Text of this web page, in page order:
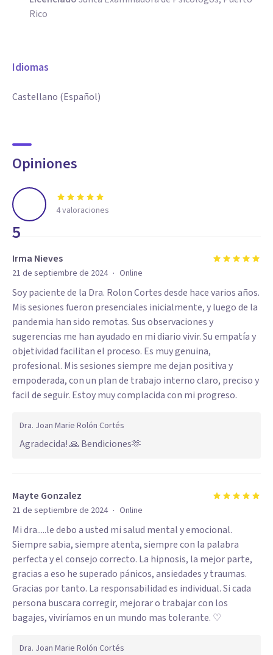
Rico
Idiomas
Castellano (Español)
Opiniones
5
4valoraciones
Irma Nieves
21 de septiembre de 2024 · Online
Soy paciente de la Dra. Rolon Cortes desde hace varios años.
Mis sesiones fueron presenciales inicialmente, y luego de la
pandemia han sido remotas. Sus observaciones y
sugerencias me han ayudado en mi diario vivir. Su empatía y
objetividad facilitan el proceso. Es muy genuina,
profesional. Mis sesiones siempre me dejan positiva y
empoderada, con un plan de trabajo interno claro, preciso y
facil de seguir. Estoy muy complacida con mi progreso.
Dra. Joan Marie Rolón Cortés
Agradecida! 🙏 Bendiciones🫶
Mayte Gonzalez
21 de septiembre de 2024 · Online
Mi dra.....le debo a usted mi salud mental y emocional.
Siempre sabia, siempre atenta, siempre con la palabra
perfecta y el consejo correcto. La hipnosis, la mejor parte,
gracias a eso he superado pánicos, ansiedades y traumas.
Gracias por tanto. La responsabilidad es individual. Si cada
persona buscara corregir, mejorar o trabajar con los
bagajes, viviríamos en un mundo mas tolerante. ♡
Dra. Joan Marie Rolón Cortés